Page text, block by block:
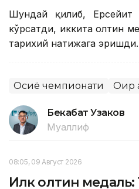
Шундай қилиб,
кўрсатди, иккита олтин
тарихий натижага эришди.
Осиё чемпионати Оғир
Бекабат Узаков
Муаллиф
08:05, 09 Август 2026
Илк олтин медаль: